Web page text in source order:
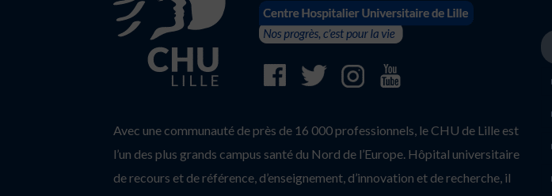
Avec une communauté de près de 16 000 professionnels, le CHU de Lille est
l’un des plus grands campus santé du Nord de l’Europe. Hôpital universitaire
de recours et de référence, d’enseignement, d’innovation et de recherche, il